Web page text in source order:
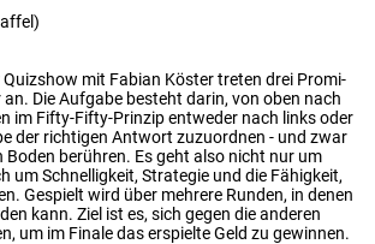
Quizshow mit Fabian Köster treten drei Promi-
Die Aufgabe besteht darin, von oben nach
im Fifty-Fifty-Prinzip entweder nach links oder
der richtigen Antwort zuzuordnen - und zwar
Boden berühren. Es geht also nicht nur um
um Schnelligkeit, Strategie und die Fähigkeit,
Gespielt wird über mehrere Runden, in denen
kann. Ziel ist es, sich gegen die anderen
um im Finale das erspielte Geld zu gewinnen.